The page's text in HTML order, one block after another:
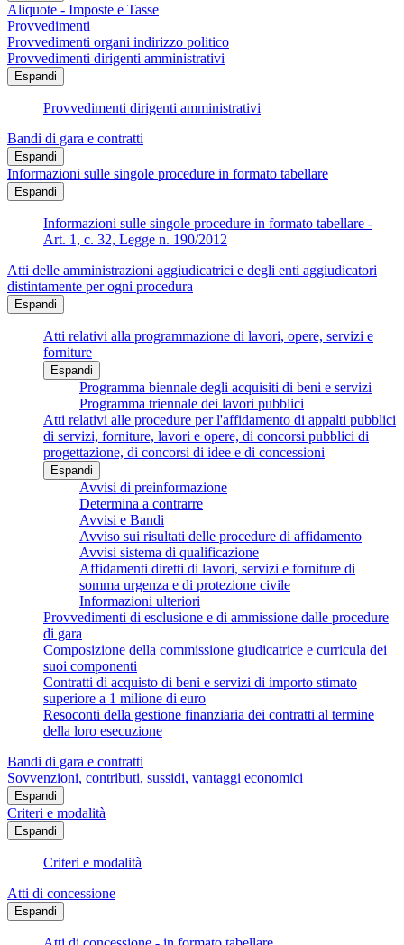
Aliquote - Imposte e Tasse
Provvedimenti
Provvedimenti organi indirizzo politico
Provvedimenti dirigenti amministrativi
Espandi
Provvedimenti dirigenti amministrativi
Bandi di gara e contratti
Espandi
Informazioni sulle singole procedure in formato tabellare
Espandi
Informazioni sulle singole procedure in formato tabellare -
Art. 1, c. 32, Legge n. 190/2012
Atti delle amministrazioni aggiudicatrici e degli enti aggiudicatori
distintamente per ogni procedura
Espandi
Atti relativi alla programmazione di lavori, opere, servizi e
forniture
Espandi
Programma biennale degli acquisiti di beni e servizi
Programma triennale dei lavori pubblici
Atti relativi alle procedure per l'affidamento di appalti pubblici
di servizi, forniture, lavori e opere, di concorsi pubblici di
progettazione, di concorsi di idee e di concessioni
Espandi
Avvisi di preinformazione
Determina a contrarre
Avvisi e Bandi
Avviso sui risultati delle procedure di affidamento
Avvisi sistema di qualificazione
Affidamenti diretti di lavori, servizi e forniture di
somma urgenza e di protezione civile
Informazioni ulteriori
Provvedimenti di esclusione e di ammissione dalle procedure
di gara
Composizione della commissione giudicatrice e curricula dei
suoi componenti
Contratti di acquisto di beni e servizi di importo stimato
superiore a 1 milione di euro
Resoconti della gestione finanziaria dei contratti al termine
della loro esecuzione
Bandi di gara e contratti
Sovvenzioni, contributi, sussidi, vantaggi economici
Espandi
Criteri e modalità
Espandi
Criteri e modalità
Atti di concessione
Espandi